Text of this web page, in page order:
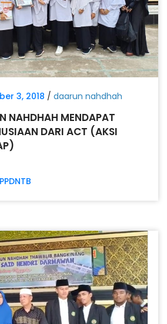
3, 2018 / daarun nahdhah
NAHDHAH MENDAPAT
DARI ACT (AKSI